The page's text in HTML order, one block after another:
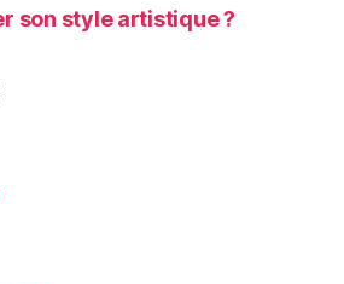
son style artistique ?